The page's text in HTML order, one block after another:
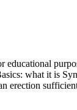
what it is
erection